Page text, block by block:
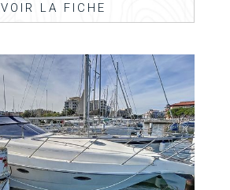
VOIR LA FICHE